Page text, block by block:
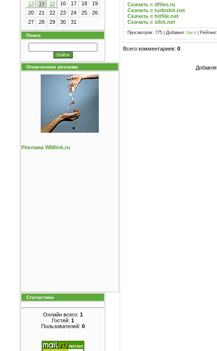
13
14 15 16 17 18
19
20
21 22 23 24 25
26
27
28 29 30 31
Поиск
Оплаченная реклама
Реклама WMlink.ru
Статистика
Онлайн всего: 1
Гостей: 1
Пользователей: 0
Скачать с dfiles.ru
Скачать с turbobit.net
Скачать с hitfile.net
Скачать с sibit.net
Просмотров: 775 | Добавил: fiace |
Всего комментариев: 0